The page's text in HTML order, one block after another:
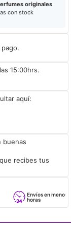
originales
con stock
15:00hrs.
aquí:
buenas
recibes tus
Envíos en menos de 24
horas